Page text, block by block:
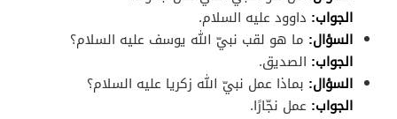
الجواب: داوود عليه السلام.
السؤال: ما هو لقب نبيّ الله يوسف عليه السلام؟
الجواب: الصديق.
السؤال: بماذا عمل نبيّ الله زكريا عليه السلام؟
الجواب: عمل نجّارًا.